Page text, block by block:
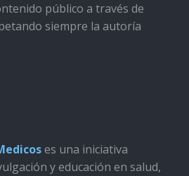
público a través de
siempre la autoría
es una iniciativa
y educación en salud,